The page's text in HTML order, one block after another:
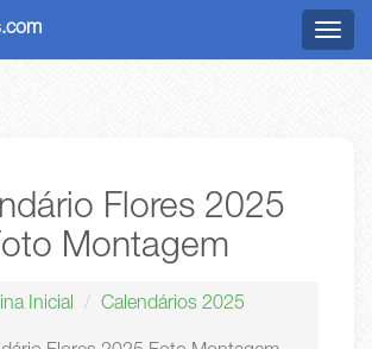
Menu
Flores 2025
Montagem
Inicial Calendários 2025